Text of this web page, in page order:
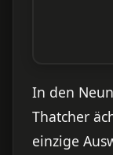
In den
Thatcher
einzige